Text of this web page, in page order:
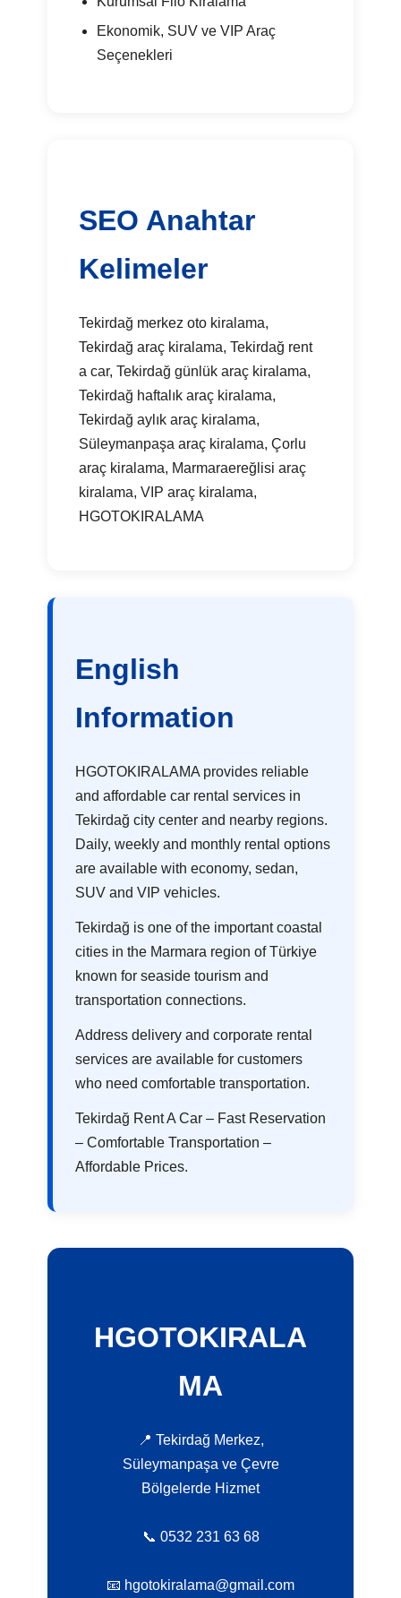
Ekonomik, SUV ve VIP Araç
Seçenekleri
SEO Anahtar
Kelimeler
Tekirdağ merkez oto kiralama,
Tekirdağ araç kiralama, Tekirdağ rent
a car, Tekirdağ günlük araç kiralama,
Tekirdağ haftalık araç kiralama,
Tekirdağ aylık araç kiralama,
Süleymanpaşa araç kiralama, Çorlu
araç kiralama, Marmaraereğlisi araç
kiralama, VIP araç kiralama,
HGOTOKIRALAMA
English
Information
HGOTOKIRALAMA provides reliable
and affordable car rental services in
Tekirdağ city center and nearby regions.
Daily, weekly and monthly rental options
are available with economy, sedan,
SUV and VIP vehicles.
Tekirdağ is one of the important coastal
cities in the Marmara region of Türkiye
known for seaside tourism and
transportation connections.
Address delivery and corporate rental
services are available for customers
who need comfortable transportation.
Tekirdağ Rent A Car – Fast Reservation
– Comfortable Transportation –
Affordable Prices.
HGOTOKIRALA
MA
📍 Tekirdağ Merkez,
Süleymanpaşa ve Çevre
Bölgelerde Hizmet
📞 0532 231 63 68
📧 hgotokiralama@gmail.com